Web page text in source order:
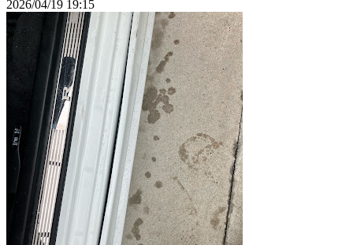
2026/04/19 19:15